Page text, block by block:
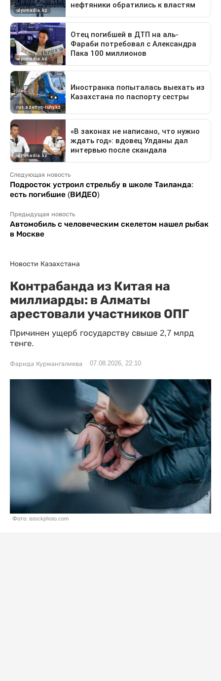
Следующая новость
Подросток устроил стрельбу в школе Таиланда:
есть погибшие (ВИДЕО)
Предыдущая новость
Автомобиль с человеческим скелетом нашел рыбак
в Москве
Новости Казахстана
Контрабанда из Китая на
миллиарды: в Алматы
арестовали участников ОПГ
Причинен ущерб государству свыше 2,7 млрд
тенге.
Фарида Курмангалиева 07.08.2026, 22:10
Фото: istockphoto.com